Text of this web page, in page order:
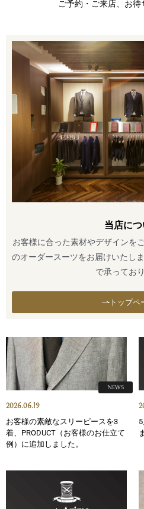
ご予約・ご来店、お待
当店に
お客様に合った素材やデザインを
のオーダースーツをお届けいたし
で承ってお
トップペ
2026.06.19
NEWS
お客様の素敵なスリーピースを3
着、PRODUCT（お客様のお仕立て
例）に追加しました。